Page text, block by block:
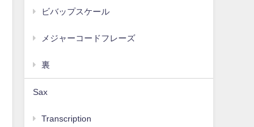
ビバップスケール
メジャーコードフレーズ
裏
Sax
Transcription